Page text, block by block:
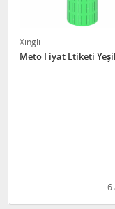
Xınglı
Meto Fiyat Etiketi
6